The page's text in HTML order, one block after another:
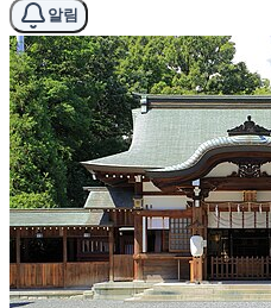
알림